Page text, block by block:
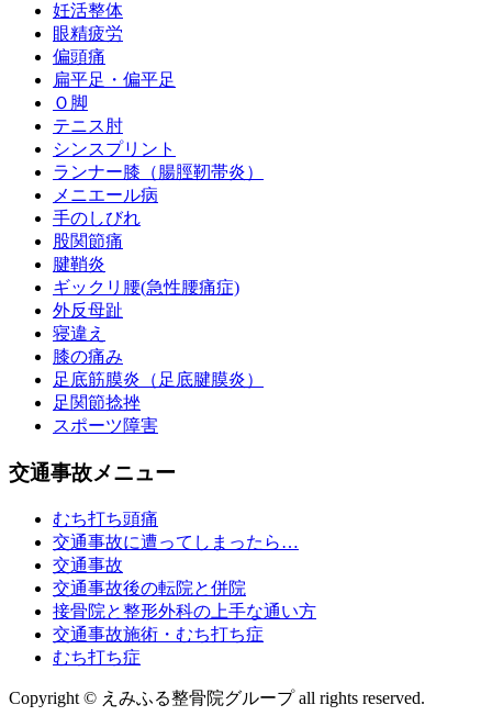
妊活整体
眼精疲労
偏頭痛
扁平足・偏平足
Ｏ脚
テニス肘
シンスプリント
ランナー膝（腸脛靭帯炎）
メニエール病
手のしびれ
股関節痛
腱鞘炎
ギックリ腰(急性腰痛症)
外反母趾
寝違え
膝の痛み
足底筋膜炎（足底腱膜炎）
足関節捻挫
スポーツ障害
交通事故メニュー
むち打ち頭痛
交通事故に遭ってしまったら…
交通事故
交通事故後の転院と併院
接骨院と整形外科の上手な通い方
交通事故施術・むち打ち症
むち打ち症
Copyright © えみふる整骨院グループ all rights reserved.